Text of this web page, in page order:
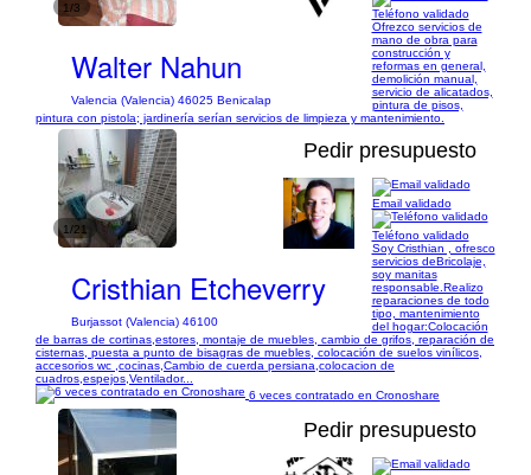
1/3
Walter Nahun
Valencia (Valencia) 46025 Benicalap
Teléfono validado
Ofrezco servicios de
mano de obra para
construcción y
reformas en general,
demolición manual,
servicio de alicatados,
pintura de pisos,
pintura con pistola; jardinería serían servicios de limpieza y mantenimiento.
1/21
Pedir presupuesto
Cristhian Etcheverry
Burjassot (Valencia) 46100
Email validado
Teléfono validado
Soy Cristhian , ofresco
servicios deBricolaje,
soy manitas
responsable.Realizo
reparaciones de todo
tipo, mantenimiento
del hogar:Colocación
de barras de cortinas,estores, montaje de muebles, cambio de grifos, reparación de
cisternas, puesta a punto de bisagras de muebles, colocación de suelos vinílicos,
accesorios wc ,cocinas,Cambio de cuerda persiana,colocacion de
cuadros,espejos,Ventilador...
6 veces contratado en Cronoshare
Pedir presupuesto